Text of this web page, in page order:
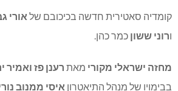
קומדיה סאטירית חדשה בכיכובם של אורי
ורוני ששון כמר כהן.
מחזה ישראלי מקורי מאת רענן פז ואמיר
בבימויו של מנהל התיאטרון איסי ממנוב